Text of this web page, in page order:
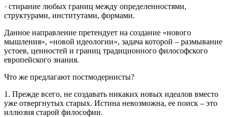
· стирание любых границ между определенностями,
структурами, институтами, формами.
Данное направление претендует на создание «нового
мышления», «новой идеологии», задача которой – размывание
устоев, ценностей и границ традиционного философского
европейского знания.
Что же предлагают постмодернисты?
1. Прежде всего, не создавать никаких новых идеалов вместо
уже отвергнутых старых. Истина невозможна, ее поиск – это
иллюзия старой философии.